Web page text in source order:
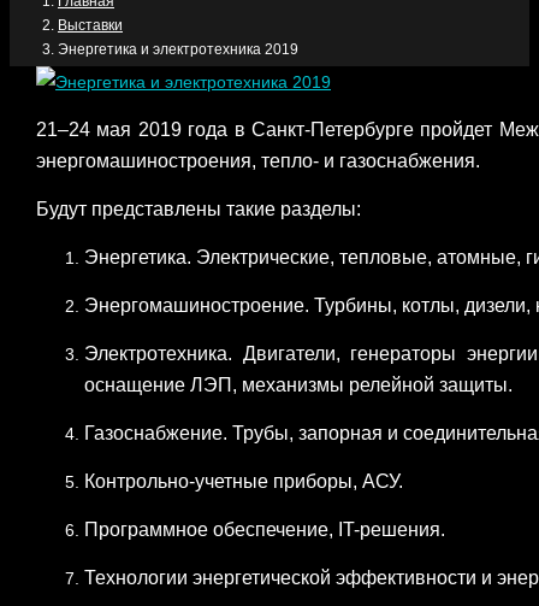
Выставки
Энергетика и электротехника 2019
21–24 мая 2019 года в Санкт-Петербурге пройдет
энергомашиностроения, тепло- и газоснабжения.
Будут представлены такие разделы:
Энергетика. Электрические, тепловые, атомные,
Энергомашиностроение. Турбины, котлы,
Электротехника. Двигатели, генераторы
оснащение ЛЭП, механизмы релейной защиты.
Газоснабжение. Трубы, запорная и
Контрольно-учетные приборы, АСУ.
Программное обеспечение, IT-решения.
Технологии энергетической эффективности и